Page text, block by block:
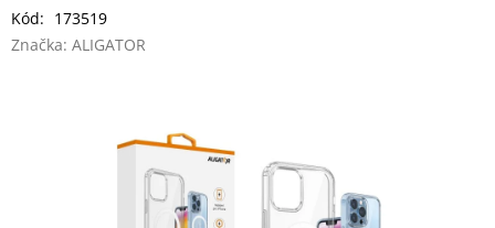
Tiskárny
Kód: 173519
Značka: ALIGATOR